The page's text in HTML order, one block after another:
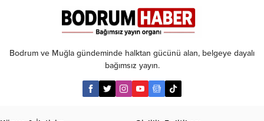
Bodrum ve Muğla gündeminde halktan gücünü alan, belgeye dayalı
bağımsız yayın.